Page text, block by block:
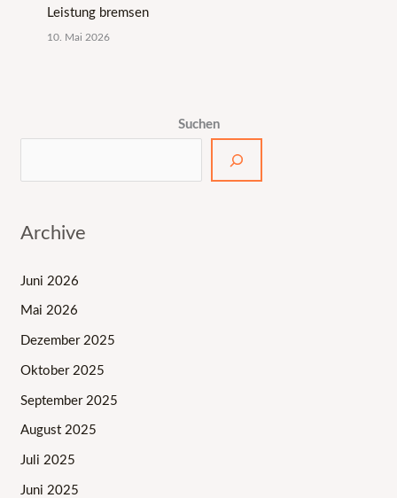
Leistung bremsen
10. Mai 2026
Suchen
Archive
Juni 2026
Mai 2026
Dezember 2025
Oktober 2025
September 2025
August 2025
Juli 2025
Juni 2025